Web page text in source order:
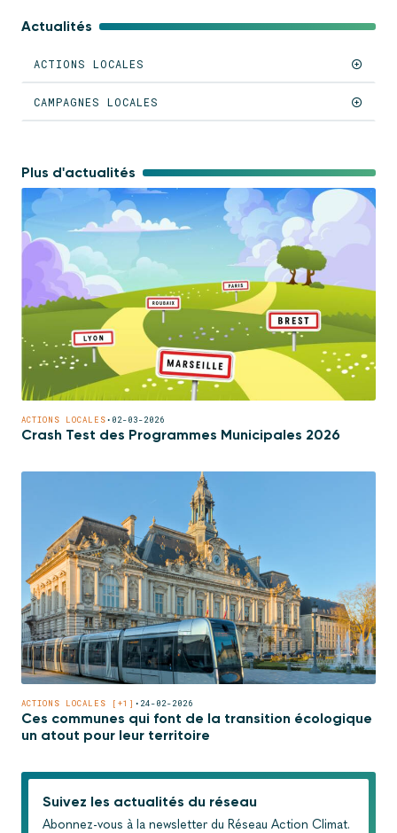
Actualités
ACTIONS LOCALES
CAMPAGNES LOCALES
Plus d'actualités
ACTIONS LOCALES• 02-03-2026
Crash Test des Programmes Municipales 2026
ACTIONS LOCALES [+1] • 24-02-2026
Ces communes qui font de la transition écologique
un atout pour leur territoire
Suivez les actualités du réseau
Abonnez-vous à la newsletter du Réseau Action Climat.